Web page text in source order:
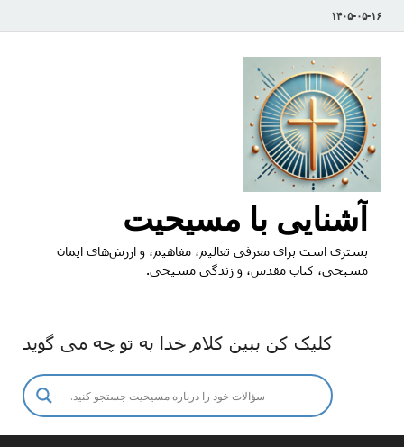
۱۴۰۵-۰۵-۱۶
آشنایی با مسیحیت
بستری است برای معرفی تعالیم، مفاهیم، و ارزش‌های ایمان
مسیحی، کتاب مقدس، و زندگی مسیحی.
کلیک کن ببین کلام خدا به تو چه می گوید